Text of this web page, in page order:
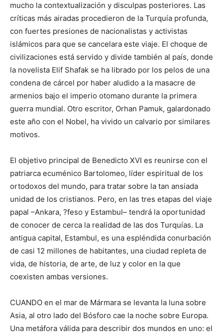
mucho la contextualización y disculpas posteriores. Las
críticas más airadas procedieron de la Turquía profunda,
con fuertes presiones de nacionalistas y activistas
islámicos para que se cancelara este viaje. El choque de
civilizaciones está servido y divide también al país, donde
la novelista Elif Shafak se ha librado por los pelos de una
condena de cárcel por haber aludido a la masacre de
armenios bajo el imperio otomano durante la primera
guerra mundial. Otro escritor, Orhan Pamuk, galardonado
este año con el Nobel, ha vivido un calvario por similares
motivos.
El objetivo principal de Benedicto XVI es reunirse con el
patriarca ecuménico Bartolomeo, líder espiritual de los
ortodoxos del mundo, para tratar sobre la tan ansiada
unidad de los cristianos. Pero, en las tres etapas del viaje
papal –Ankara, ?feso y Estambul– tendrá la oportunidad
de conocer de cerca la realidad de las dos Turquías. La
antigua capital, Estambul, es una espléndida conurbación
de casi 12 millones de habitantes, una ciudad repleta de
vida, de historia, de arte, de luz y color en la que
coexisten ambas versiones.
CUANDO en el mar de Mármara se levanta la luna sobre
Asia, al otro lado del Bósforo cae la noche sobre Europa.
Una metáfora válida para describir dos mundos en uno: el